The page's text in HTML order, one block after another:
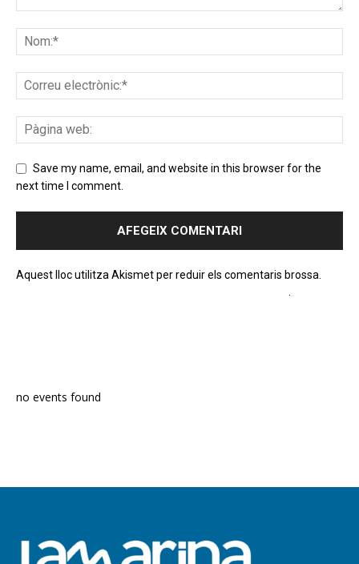
Save my name, email, and website in this browser for the
next time I comment.
Aquest lloc utilitza Akismet per reduir els comentaris brossa.
no events found